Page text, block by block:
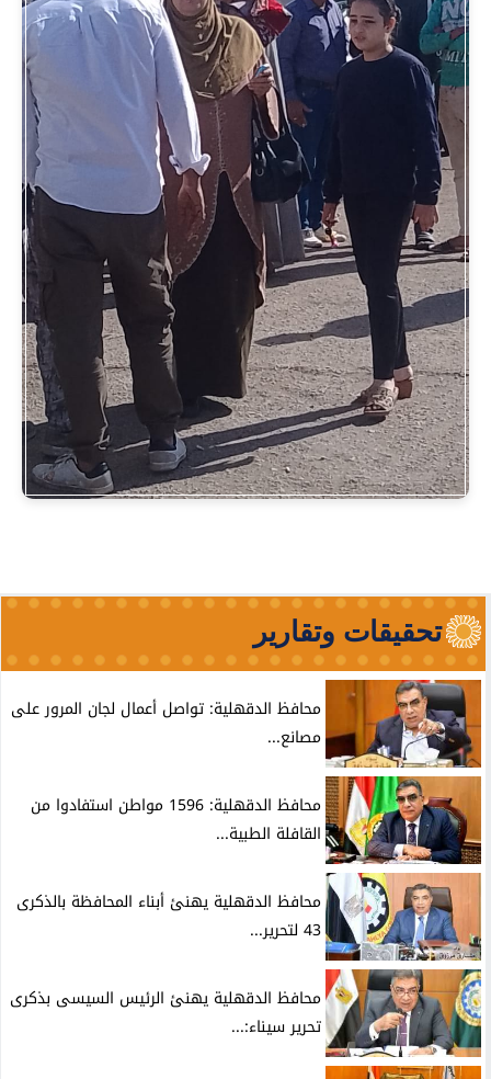
تحقيقات وتقارير
محافظ الدقهلية: تواصل أعمال لجان المرور على
مصانع...
محافظ الدقهلية: 1596 مواطن استفادوا من
القافلة الطبية...
محافظ الدقهلية يهنئ أبناء المحافظة بالذكرى
43 لتحرير...
محافظ الدقهلية يهنئ الرئيس السيسى بذكرى
تحرير سيناء:...